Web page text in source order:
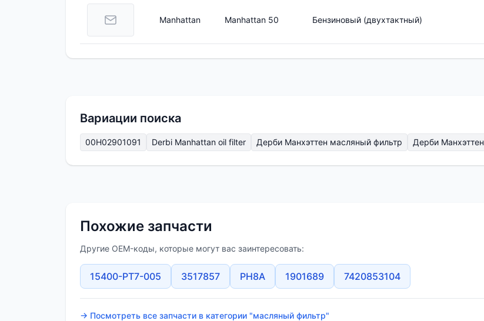
Manhattan Manhattan 50 Бензиновый (двухтактный)
Вариации поиска
00H02901091 Derbi Manhattan oil filter Дерби Манхэттен масляный фильтр Дерби Манхэттен
Похожие запчасти
Другие OEM-коды, которые могут вас заинтересовать:
15400-PT7-005 3517857 PH8A 1901689 7420853104
→ Посмотреть все запчасти в категории "масляный фильтр"